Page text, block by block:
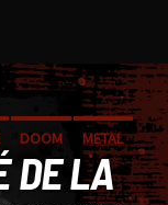
DOOM
METAL
STONER
DE LA